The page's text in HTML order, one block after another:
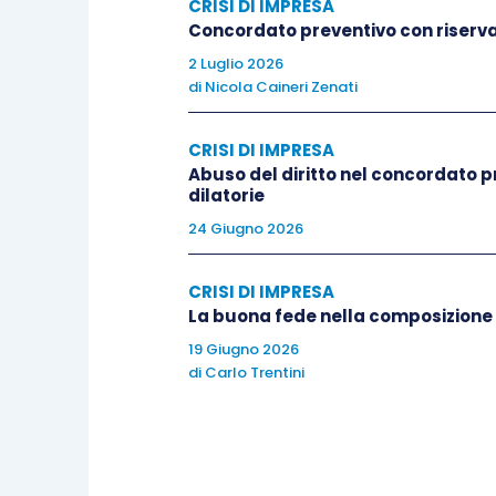
affermato che il tribunale deve
solo nel caso in cui le giustificazioni
sollevato dal tribunale, questi dovrà
precisazione che in questo caso
dichiara incompetente può essere
composizione collegiale, di cui non
provvedimento, e non anche di ricorso
Il debitore può proporre,
CRISI DI IMPRESA
Concordato preventivo con
2 Luglio 2026
di Nicola Caineri Zenati
CRISI DI IMPRESA
Abuso del diritto nel concordato
dilatorie
24 Giugno 2026
CRISI DI IMPRESA
La buona fede nella
19 Giugno 2026
di Carlo Trentini